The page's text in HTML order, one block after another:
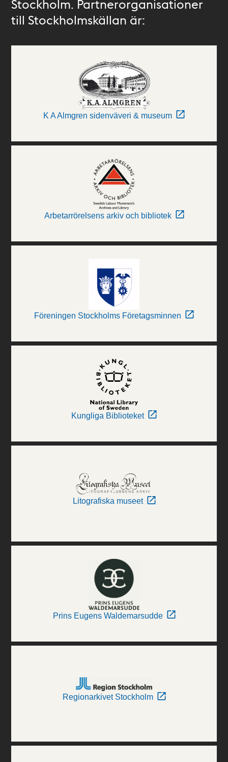
Stockholm. Partnerorganisationer
till Stockholmskällan är:
K A Almgren sidenväveri & museum
Arbetarrörelsens arkiv och bibliotek
Föreningen Stockholms Företagsminnen
Kungliga Biblioteket
Litografiska museet
Prins Eugens Waldemarsudde
Regionarkivet Stockholm